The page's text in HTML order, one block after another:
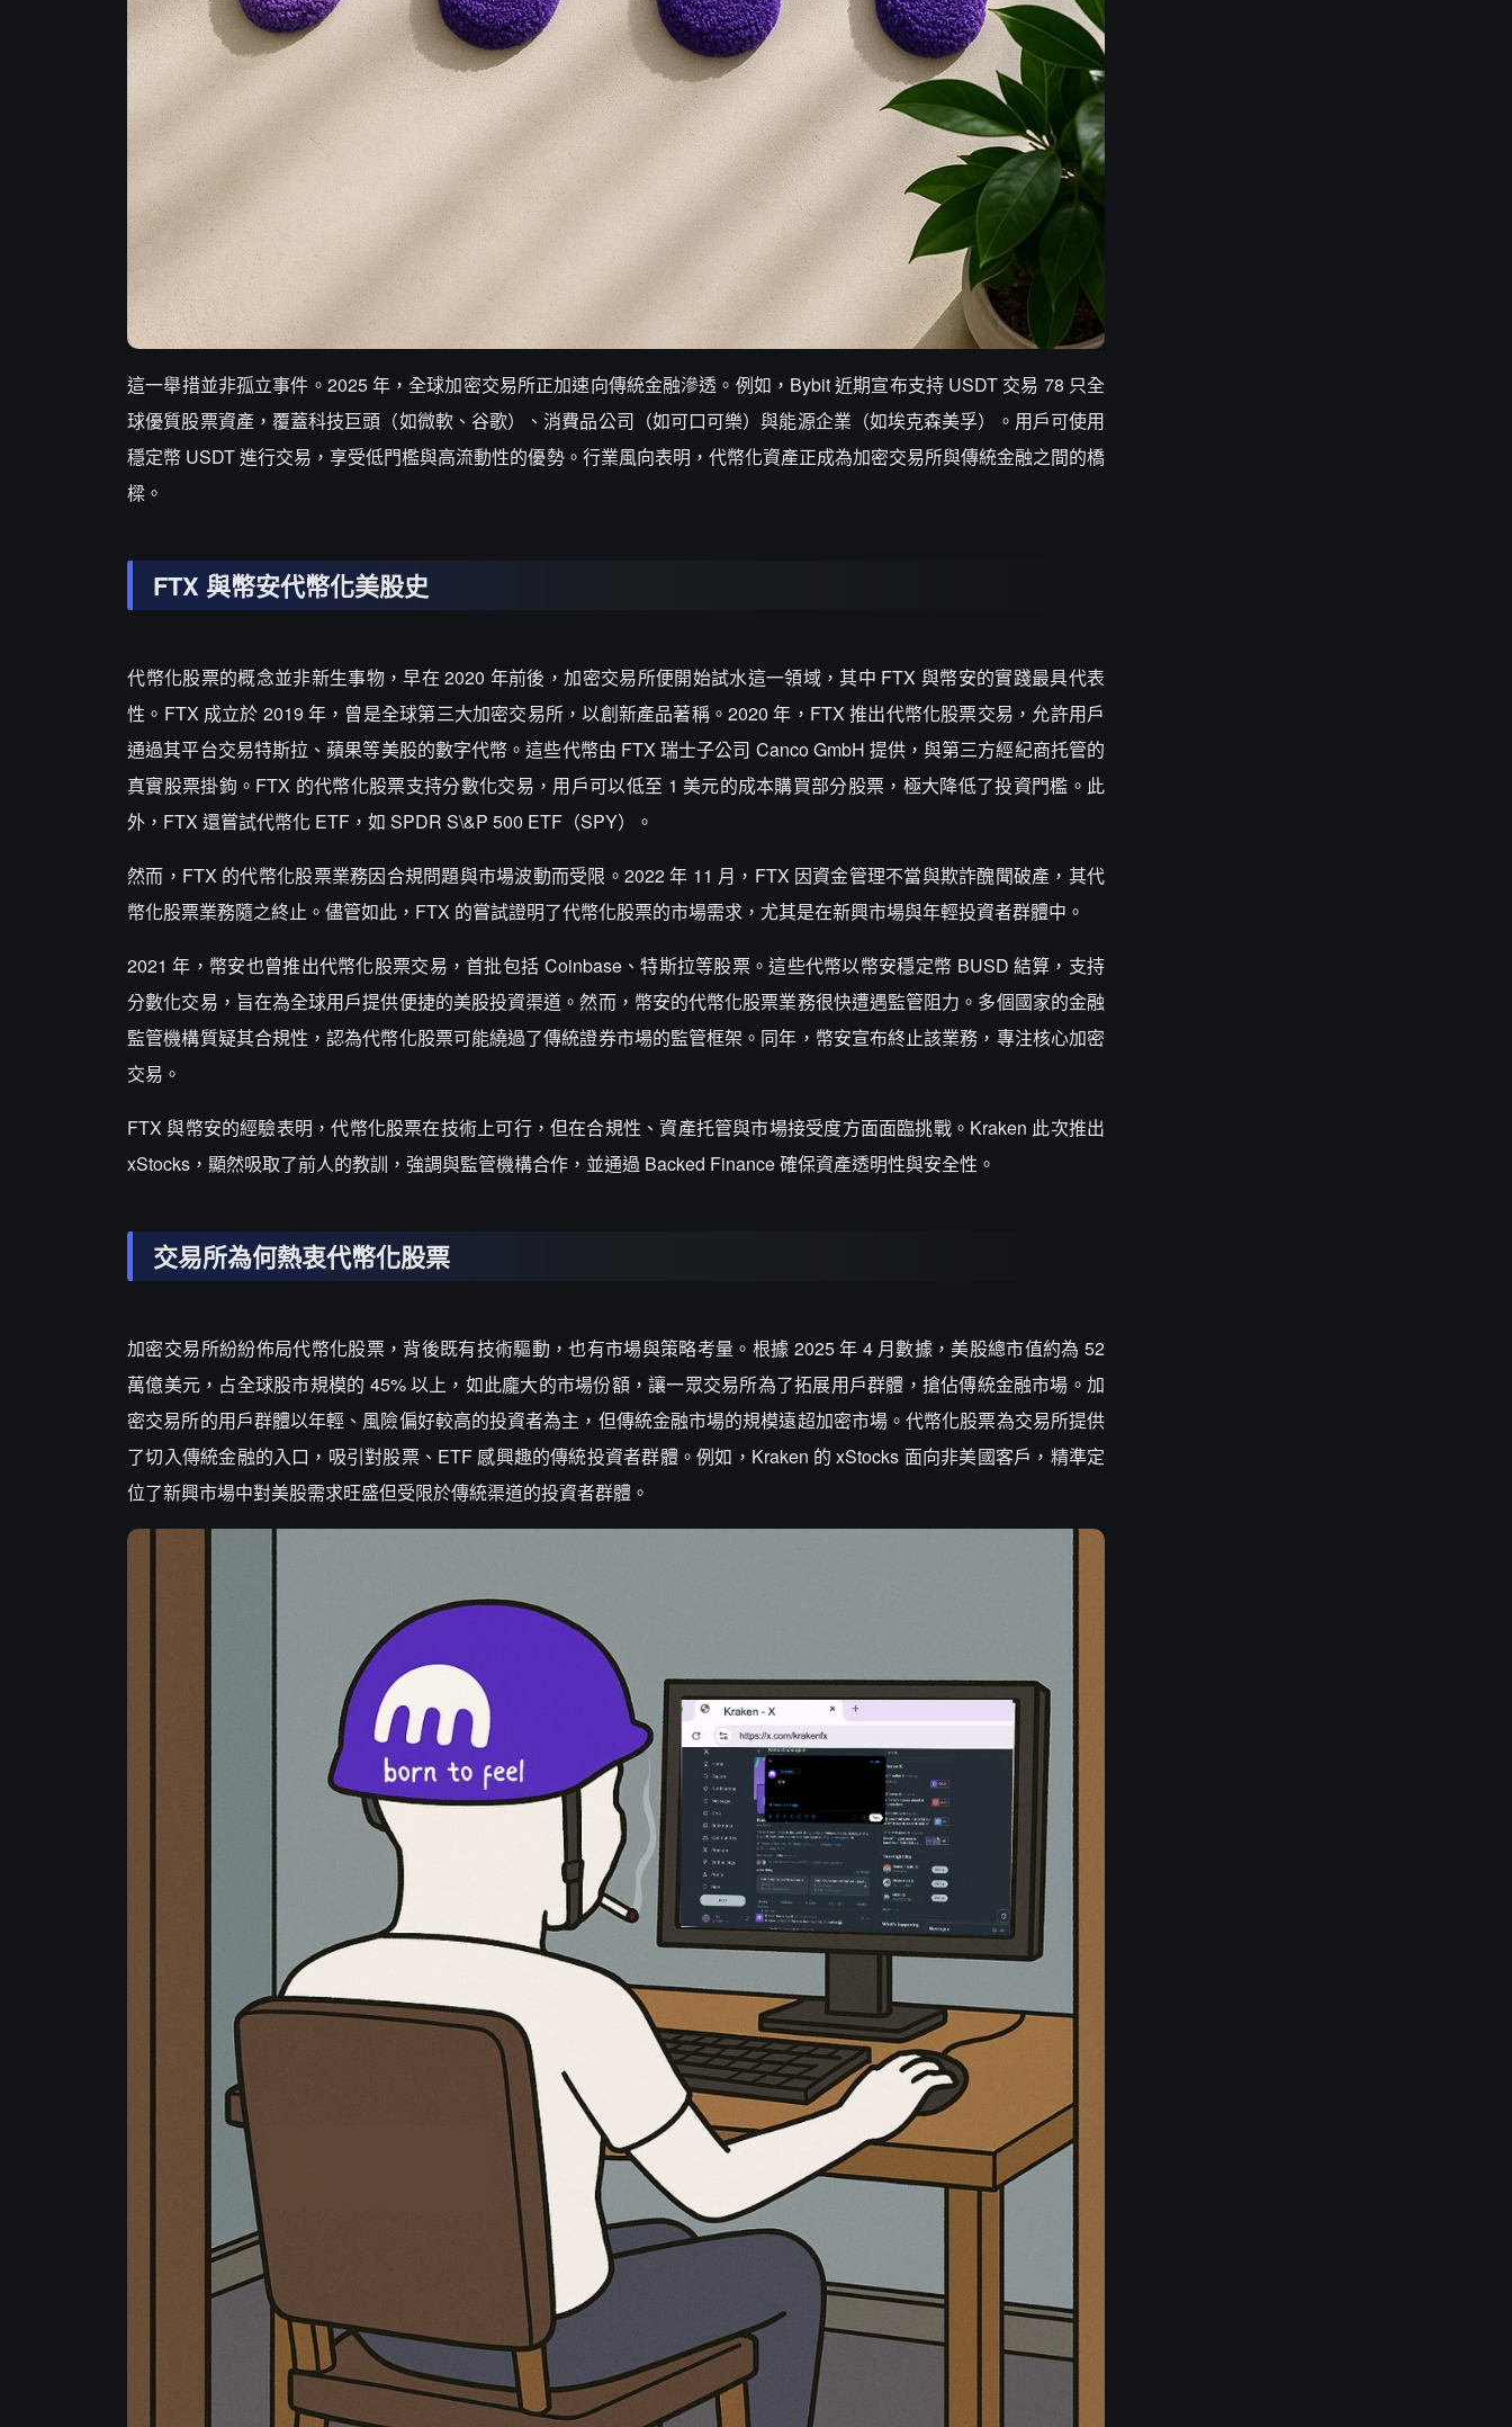
這一舉措並非孤立事件。2025 年，全球加密交易所正加速向傳統金融滲透。例如，Bybit 近期宣布支持 USDT 交易 78 只全
球優質股票資產，覆蓋科技巨頭（如微軟、谷歌）、消費品公司（如可口可樂）與能源企業（如埃克森美孚）。用戶可使用
穩定幣 USDT 進行交易，享受低門檻與高流動性的優勢。行業風向表明，代幣化資產正成為加密交易所與傳統金融之間的橋
樑。
FTX 與幣安代幣化美股史
代幣化股票的概念並非新生事物，早在 2020 年前後，加密交易所便開始試水這一領域，其中 FTX 與幣安的實踐最具代表
性。FTX 成立於 2019 年，曾是全球第三大加密交易所，以創新產品著稱。2020 年，FTX 推出代幣化股票交易，允許用戶
通過其平台交易特斯拉、蘋果等美股的數字代幣。這些代幣由 FTX 瑞士子公司 Canco GmbH 提供，與第三方經紀商托管的
真實股票掛鉤。FTX 的代幣化股票支持分數化交易，用戶可以低至 1 美元的成本購買部分股票，極大降低了投資門檻。此
外，FTX 還嘗試代幣化 ETF，如 SPDR S\&P 500 ETF（SPY）。
然而，FTX 的代幣化股票業務因合規問題與市場波動而受限。2022 年 11 月，FTX 因資金管理不當與欺詐醜聞破產，其代
幣化股票業務隨之終止。儘管如此，FTX 的嘗試證明了代幣化股票的市場需求，尤其是在新興市場與年輕投資者群體中。
2021 年，幣安也曾推出代幣化股票交易，首批包括 Coinbase、特斯拉等股票。這些代幣以幣安穩定幣 BUSD 結算，支持
分數化交易，旨在為全球用戶提供便捷的美股投資渠道。然而，幣安的代幣化股票業務很快遭遇監管阻力。多個國家的金融
監管機構質疑其合規性，認為代幣化股票可能繞過了傳統證券市場的監管框架。同年，幣安宣布終止該業務，專注核心加密
交易。
FTX 與幣安的經驗表明，代幣化股票在技術上可行，但在合規性、資產托管與市場接受度方面面臨挑戰。Kraken 此次推出
xStocks，顯然吸取了前人的教訓，強調與監管機構合作，並通過 Backed Finance 確保資產透明性與安全性。
交易所為何熱衷代幣化股票
加密交易所紛紛佈局代幣化股票，背後既有技術驅動，也有市場與策略考量。根據 2025 年 4 月數據，美股總市值約為 52
萬億美元，占全球股市規模的 45% 以上，如此龐大的市場份額，讓一眾交易所為了拓展用戶群體，搶佔傳統金融市場。加
密交易所的用戶群體以年輕、風險偏好較高的投資者為主，但傳統金融市場的規模遠超加密市場。代幣化股票為交易所提供
了切入傳統金融的入口，吸引對股票、ETF 感興趣的傳統投資者群體。例如，Kraken 的 xStocks 面向非美國客戶，精準定
位了新興市場中對美股需求旺盛但受限於傳統渠道的投資者群體。